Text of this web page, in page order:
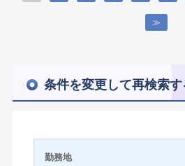
≫
条件を変更して再検索す
勤務地